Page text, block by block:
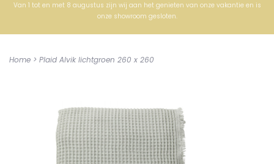
Van 1 tot en met 8 augustus zijn wij aan het genieten van onze vakantie en is
onze showroom gesloten.
Home > Plaid Alvik lichtgroen 260 x 260